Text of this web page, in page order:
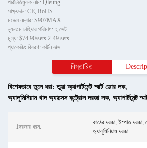
পরিচিতিমুলক নাম: Qleung
সাক্ষ্যদান: CE, RoHS
মডেল নম্বার: S907MAX
ন্যূনতম চাহিদার পরিমাণ: ২ সেট
মূল্য: $74.90/sets 2-49 sets
প্যাকেজিং বিবরণ: কার্টন বাক্স
বিস্তারিত
বিশেষভাবে তুলে ধরা:তুয়া অ্যাপার্টমেন্ট স্মার্ট ডোর লক,
অ্যালুমিনিয়াম খাদ অ্যাক্সেস কন্ট্রোল দরজা লক, অ্যাপার্টমেন্ট
1দরজার ধরন:
কাঠের দরজা, ইস্পাত দরজা,
অ্যালুমিনিয়াম দরজা